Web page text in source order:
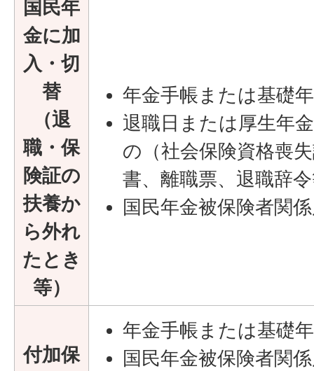
国民年
金に加
入・切
替
（退
職・保
険証の
扶養か
ら外れ
たとき
等）
年金手帳または基礎
退職日または厚生年
の（社会保険資格喪
書、離職票、退職辞
国民年金被保険者関
付加保
年金手帳または基礎
国民年金被保険者関